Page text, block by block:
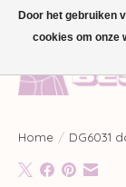
GRATIS VERZENDING
Home / DG6031
Door het gebruiken
cookies om onze